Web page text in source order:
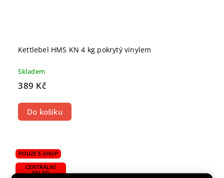
Kettlebel HMS KN 4 kg pokrytý vinylem
Skladem
389 Kč
Do košíku
POUZE E-SHOP
CENTRÁLNÍ
SKLAD